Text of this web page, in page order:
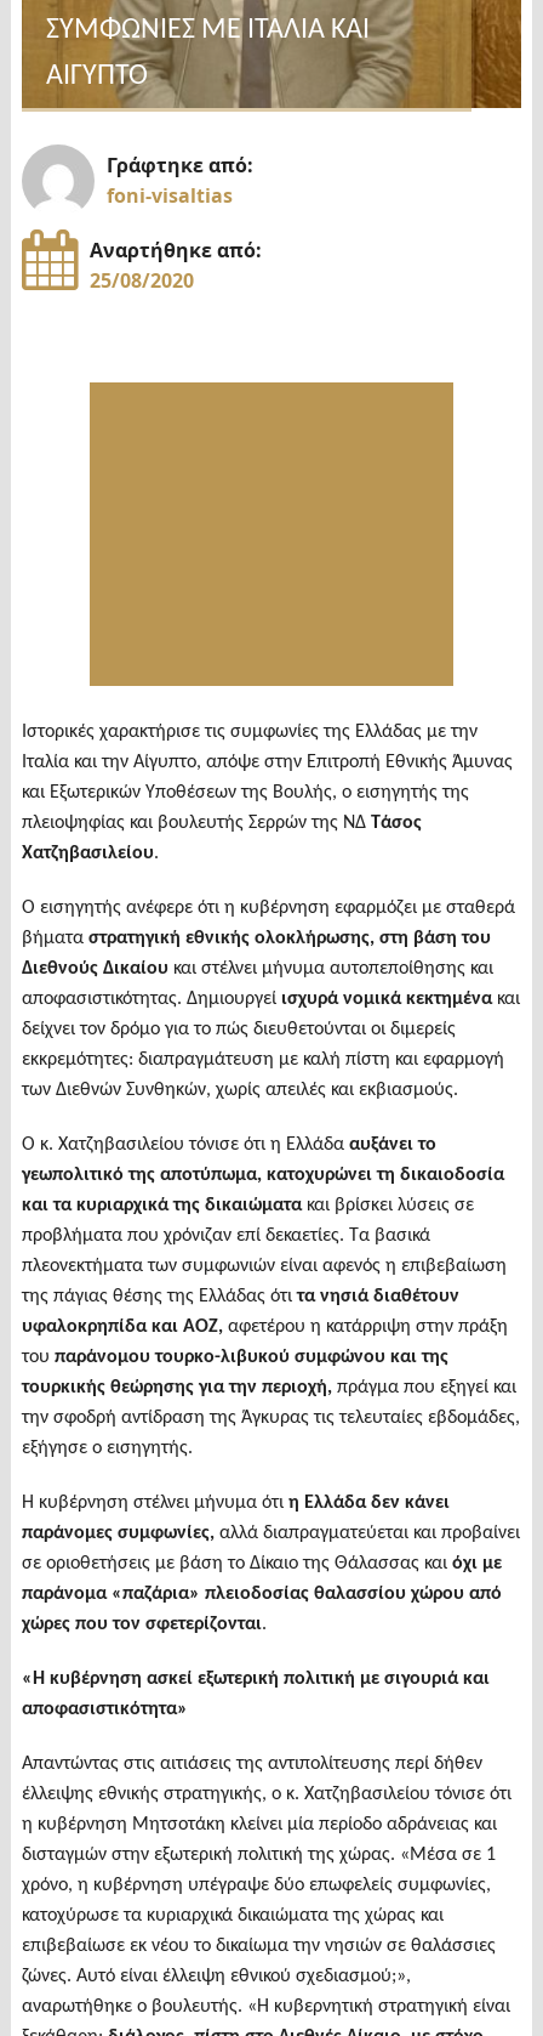
ΣΥΜΦΩΝΙΕΣ ΜΕ ΙΤΑΛΙΑ ΚΑΙ
ΑΙΓΥΠΤΟ
Γράφτηκε από:
foni-visaltias
Αναρτήθηκε από:
25/08/2020
Ιστορικές χαρακτήρισε τις συμφωνίες της Ελλάδας με την
Ιταλία και την Αίγυπτο, απόψε στην Επιτροπή Εθνικής Άμυνας
και Εξωτερικών Υποθέσεων της Βουλής, ο εισηγητής της
πλειοψηφίας και βουλευτής Σερρών της ΝΔΤάσος
Χατζηβασιλείου.
Ο εισηγητής ανέφερε ότι η κυβέρνηση εφαρμόζει με σταθερά
βήματα στρατηγική εθνικής ολοκλήρωσης, στη βάση του
Διεθνούς Δικαίουκαι στέλνει μήνυμα αυτοπεποίθησης και
αποφασιστικότητας. Δημιουργεί ισχυρά νομικά κεκτημένακαι
δείχνει τον δρόμο για το πώς διευθετούνται οι διμερείς
εκκρεμότητες: διαπραγμάτευση με καλή πίστη και εφαρμογή
των Διεθνών Συνθηκών, χωρίς απειλές και εκβιασμούς.
Ο κ. Χατζηβασιλείου τόνισε ότι η Ελλάδα αυξάνει το
γεωπολιτικό της αποτύπωμα, κατοχυρώνει τη δικαιοδοσία
και τα κυριαρχικά της δικαιώματακαι βρίσκει λύσεις σε
προβλήματα που χρόνιζαν επί δεκαετίες. Τα βασικά
πλεονεκτήματα των συμφωνιών είναι αφενός η επιβεβαίωση
της πάγιας θέσης της Ελλάδας ότιτα νησιά διαθέτουν
υφαλοκρηπίδα και ΑΟΖ, αφετέρου η κατάρριψη στην πράξη
του παράνομου τουρκο-λιβυκού συμφώνου και της
τουρκικής θεώρησης για την περιοχή, πράγμα που εξηγεί και
την σφοδρή αντίδραση της Άγκυρας τις τελευταίες εβδομάδες,
εξήγησε ο εισηγητής.
Η κυβέρνηση στέλνει μήνυμα ότι η Ελλάδα δεν κάνει
παράνομες συμφωνίες, αλλά διαπραγματεύεται και προβαίνει
σε οριοθετήσεις με βάση το Δίκαιο της Θάλασσας και όχι με
παράνομα «παζάρια» πλειοδοσίας θαλασσίου χώρου από
χώρες που τον σφετερίζονται.
«Η κυβέρνηση ασκεί εξωτερική πολιτική με σιγουριά και
αποφασιστικότητα»
Απαντώντας στις αιτιάσεις της αντιπολίτευσης περί δήθεν
έλλειψης εθνικής στρατηγικής, ο κ. Χατζηβασιλείου τόνισε ότι
η κυβέρνηση Μητσοτάκη κλείνει μία περίοδο αδράνειας και
δισταγμών στην εξωτερική πολιτική της χώρας. «Μέσα σε 1
χρόνο, η κυβέρνηση υπέγραψε δύο επωφελείς συμφωνίες,
κατοχύρωσε τα κυριαρχικά δικαιώματα της χώρας και
επιβεβαίωσε εκ νέου το δικαίωμα την νησιών σε θαλάσσιες
ζώνες. Αυτό είναι έλλειψη εθνικού σχεδιασμού;»,
αναρωτήθηκε ο βουλευτής. «Η κυβερνητική στρατηγική είναι